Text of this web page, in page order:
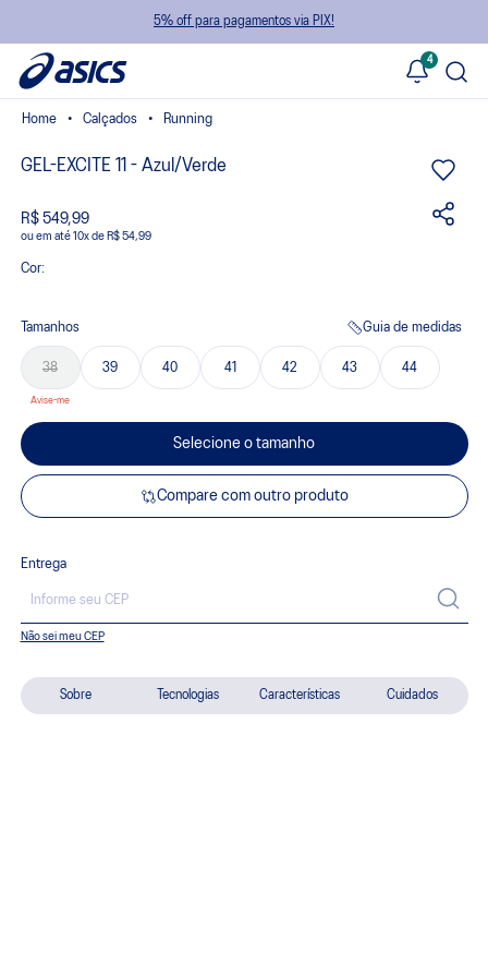
5% off para pagamentos via PIX!
4
Sobre Tecnologias Características Cuidados
Calçados Running
GEL-EXCITE 11 - Azul/Verde
R$ 549,99
ou 10xde R$ 54,99
Cor:
Tamanhos Guia de medidas
38 39 40 41 42 43 44
Selecione o tamanho
Compare com outro produto
Entrega
Não sei meu CEP